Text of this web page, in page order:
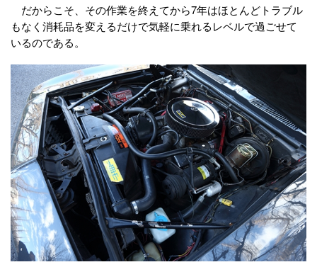
だからこそ、その作業を終えてから7年はほとんどトラブル
もなく消耗品を変えるだけで気軽に乗れるレベルで過ごせて
いるのである。